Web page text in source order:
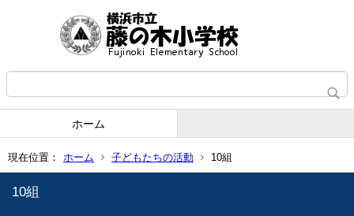
ホーム
現在位置： ホーム 子どもたちの活動 10組
10組